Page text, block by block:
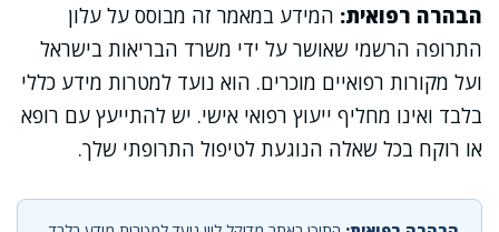
הבהרה רפואית: המידע במאמר זה מבוסס על עלון
התרופה הרשמי שאושר על ידי משרד הבריאות בישראל
ועל מקורות רפואיים מוכרים. הוא נועד למטרות מידע כללי
בלבד ואינו מחליף ייעוץ רפואי אישי. יש להתייעץ עם רופא
או רוקח בכל שאלה הנוגעת לטיפול התרופתי שלך.